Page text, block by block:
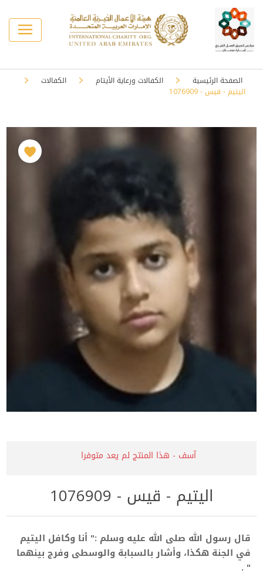
الصفحة الرئيسية الكفالات ورعاية الأيتام
الكفالات
اليتيم - قيس - 1076909
آسف - هذا المنتج لم يعد متوفرا
اليتيم - قيس - 1076909
قال رسول الله صلى الله عليه وسلم :" أنا وكافل اليتيم
في الجنة هكذا، وأشار بالسبابة والوسطى وفرج بينهما
" .